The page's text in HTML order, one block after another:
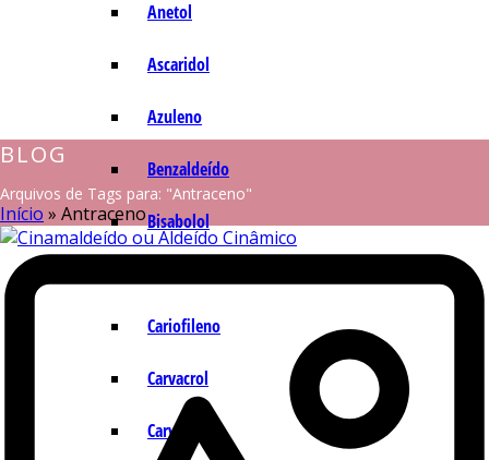
Anetol
Ascaridol
Azuleno
Benzaldeído
Bisabolol
Cariofileno
Carvacrol
Carvona
BLOG
Arquivos de Tags para: "Antraceno"
Início » Antraceno